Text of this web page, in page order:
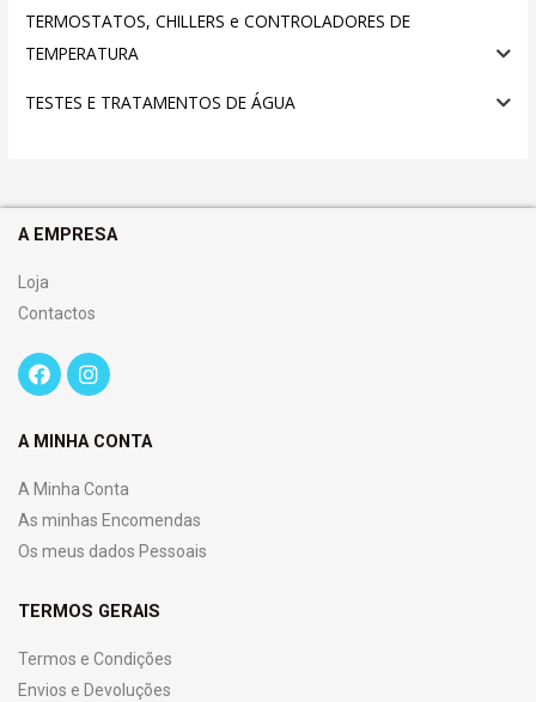
TERMOSTATOS, CHILLERS e CONTROLADORES DE
TEMPERATURA
TESTES E TRATAMENTOS DE ÁGUA
A EMPRESA
Loja
Contactos
A MINHA CONTA
A Minha Conta
As minhas Encomendas
Os meus dados Pessoais
TERMOS GERAIS
Termos e Condições
Envios e Devoluções